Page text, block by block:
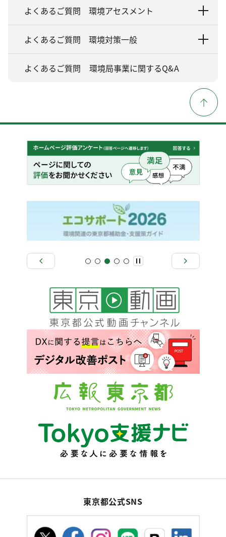
よくあるご質問 環境アセスメント
よくあるご質問 環境対策一般
よくあるご質問 環境局事業に関するQ&A
東京都公式SNS